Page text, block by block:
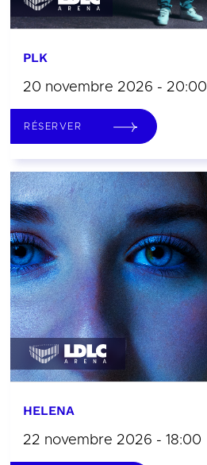
PLK
20 novembre 2026 - 20:00
RÉSERVER
HELENA
22 novembre 2026 - 18:00